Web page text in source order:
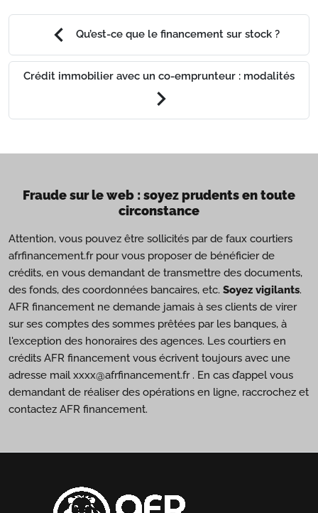
chevron_left Qu’est-ce que le financement sur stock ?
Crédit immobilier avec un co-emprunteur : modalités
chevron_right
Fraude sur le web : soyez prudents en toute
circonstance
Attention, vous pouvez être sollicités par de faux courtiers
afrfinancement.fr pour vous proposer de bénéficier de
crédits, en vous demandant de transmettre des documents,
des fonds, des coordonnées bancaires, etc. Soyez vigilants.
AFR financement ne demande jamais à ses clients de virer
sur ses comptes des sommes prêtées par les banques, à
l'exception des honoraires des agences. Les courtiers en
crédits AFR financement vous écrivent toujours avec une
adresse mail xxxx@afrfinancement.fr . En cas d’appel vous
demandant de réaliser des opérations en ligne, raccrochez et
contactez AFR financement.